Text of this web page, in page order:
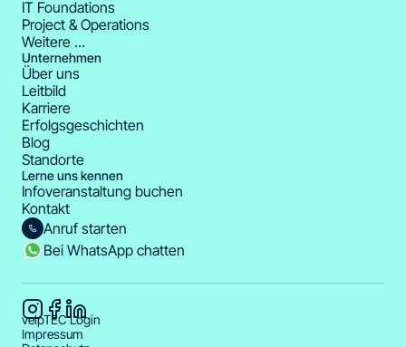
IT Foundations
Project & Operations
Weitere ...
Unternehmen
Über uns
Leitbild
Karriere
Erfolgsgeschichten
Blog
Standorte
Lerne uns kennen
Infoveranstaltung buchen
Kontakt
Anruf starten
Bei WhatsApp chatten
velpTEC Login
Impressum